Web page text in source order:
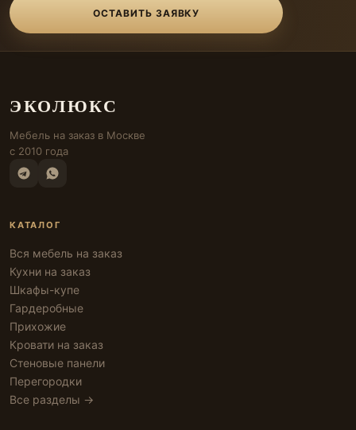
ОСТАВИТЬ ЗАЯВКУ
ЭКОЛЮКС
Мебель на заказ в Москве
с 2010 года
КАТАЛОГ
Вся мебель на заказ
Кухни на заказ
Шкафы-купе
Гардеробные
Прихожие
Кровати на заказ
Стеновые панели
Перегородки
Все разделы →